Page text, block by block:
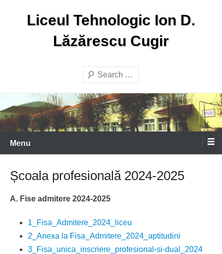
Liceul Tehnologic Ion D.
Lăzărescu Cugir
Search
Menu
Școala profesională 2024-2025
A. Fise admitere 2024-2025
1_Fisa_Admitere_2024_liceu
2_Anexa la Fisa_Admitere_2024_aptitudini
3_Fisa_unica_inscriere_profesional-si-dual_2024